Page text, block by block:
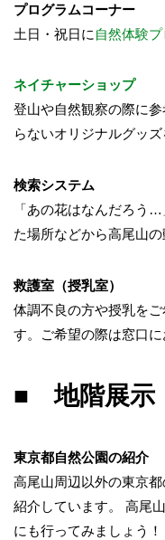
プログラムコーナー
土日・祝日に 自然体験
ネイチャーショップ
登山や自然観察の際に
らないオリジナルグッズ
検索システム
「あの花はなんだろう
た場所などから高尾山の
救護室（授乳室）
体調不良の方や授乳を
す。ご希望の際は窓口に
■ 地階展示
東京都自然公園の紹介
高尾山周辺以外の東京
紹介しています。 高尾
にも行ってみましょう！